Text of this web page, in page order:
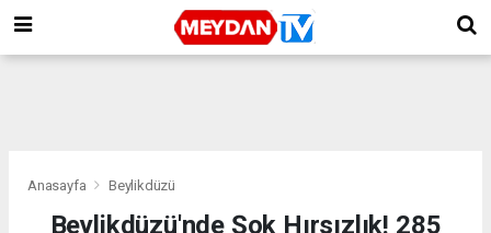
Anasayfa Beylikdüzü
Beylikdüzü'nde Şok Hırsızlık! 285